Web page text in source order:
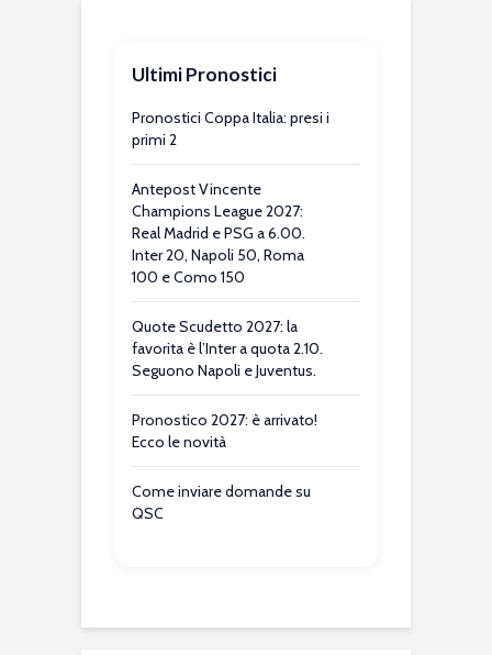
Ultimi Pronostici
Pronostici Coppa Italia: presi i
primi 2
Antepost Vincente
Champions League 2027:
Real Madrid e PSG a 6.00.
Inter 20, Napoli 50, Roma
100 e Como 150
Quote Scudetto 2027: la
favorita è l’Inter a quota 2.10.
Seguono Napoli e Juventus.
Pronostico 2027: è arrivato!
Ecco le novità
Come inviare domande su
QSC